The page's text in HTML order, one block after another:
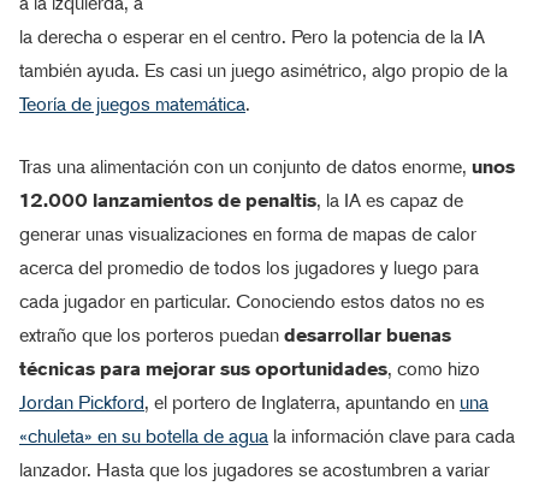
la derecha o esperar en el centro. Pero la potencia de la IA
también ayuda. Es casi un juego asimétrico, algo propio de la
Teoría de juegos matemática.
Tras una alimentación con un conjunto de datos enorme, unos
12.000 lanzamientos de penaltis, la IA es capaz de
generar unas visualizaciones en forma de mapas de calor
acerca del promedio de todos los jugadores y luego para
cada jugador en particular. Conociendo estos datos no es
extraño que los porteros puedan desarrollar buenas
técnicas para mejorar sus oportunidades, como hizo
Jordan Pickford, el portero de Inglaterra, apuntando en una
«chuleta» en su botella de agua la información clave para cada
lanzador. Hasta que los jugadores se acostumbren a variar